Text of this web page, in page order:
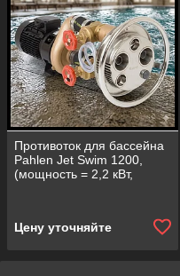
Противоток для бассейна
Pahlen Jet Swim 1200,
(мощность = 2,2 кВт,
Цену уточняйте